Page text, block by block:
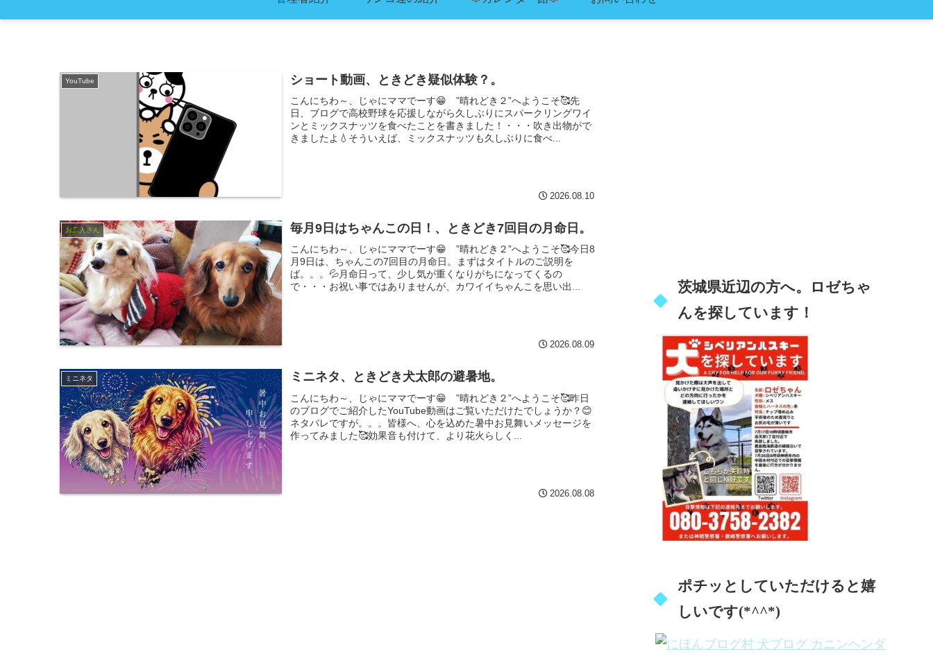
YouTube ショート動画、ときどき疑似体験？。
こんにちわ～、じゃにママでーす😁 ”晴れどき２”へようこそ🥰先
日、ブログで高校野球を応援しながら久しぶりにスパークリングワイ
ンとミックスナッツを食べたことを書きました！・・・吹き出物がで
きましたよ💧そういえば、ミックスナッツも久しぶりに食べ...
2026.08.10
お二人さん 毎月9日はちゃんこの日！、ときどき7回目の月命日。
こんにちわ～、じゃにママでーす😁 ”晴れどき２”へようこそ🥰今日8
月9日は、ちゃんこの7回目の月命日。まずはタイトルのご説明を
ば。。。💦月命日って、少し気が重くなりがちになってくるの
で・・・お祝い事ではありませんが、カワイイちゃんこを思い出...
2026.08.09
ミニネタ ミニネタ、ときどき犬太郎の避暑地。
こんにちわ～、じゃにママでーす😁 ”晴れどき２”へようこそ🥰昨日
のブログでご紹介したYouTube動画はご覧いただけたでしょうか？😊
ネタバレですが。。。皆様へ、心を込めた暑中お見舞いメッセージを
作ってみました🥰効果音も付けて、より花火らしく...
2026.08.08
茨城県近辺の方へ。ロゼちゃ
んを探しています！
ポチッとしていただけると嬉
しいです(*^^*)